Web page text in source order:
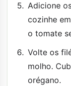
Adicione
cozinhe
o tomate
Volte os
molho.
orégano.